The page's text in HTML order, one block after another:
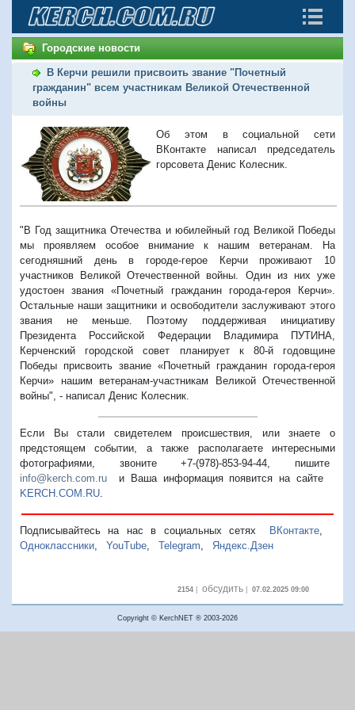
Городские новости
В Керчи решили присвоить звание "Почетный
гражданин" всем участникам Великой Отечественной
войны
Об этом в социальной сети
ВКонтакте написал председатель
горсовета Денис Колесник.
"В Год защитника Отечества и юбилейный год Великой Победы
мы проявляем особое внимание к нашим ветеранам. На
сегодняшний день в городе-герое Керчи проживают 10
участников Великой Отечественной войны. Один из них уже
удостоен звания «Почетный гражданин города-героя Керчи».
Остальные наши защитники и освободители заслуживают этого
звания не меньше. Поэтому поддерживая инициативу
Президента Российской Федерации Владимира ПУТИНА,
Керченский городской совет планирует к 80-й годовщине
Победы присвоить звание «Почетный гражданин города-героя
Керчи» нашим ветеранам-участникам Великой Отечественной
войны", - написал Денис Колесник.
Если Вы стали свидетелем происшествия, или знаете о
предстоящем событии, а также располагаете интересными
фотографиями, звоните +7-(978)-853-94-44, пишите
info@kerch.com.ru и Ваша информация появится на сайте
KERCH.COM.RU
Подписывайтесь на нас в социальных сетях ВКонтакте,
Одноклассники
YouTube Telegram Яндекс.Дзен
2154| обсудить| 07.02.2025 09:00
Copyright © KerchNET ® 2003-2026